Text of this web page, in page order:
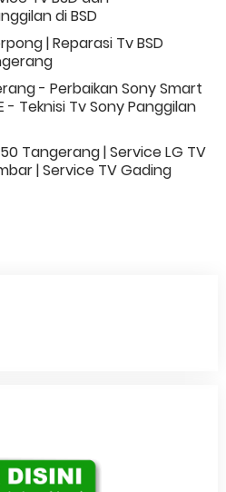
di BSD
| Reparasi Tv BSD
- Perbaikan Sony Smart
- Teknisi Tv Sony Panggilan
Tangerang | Service LG TV
| Service TV Gading